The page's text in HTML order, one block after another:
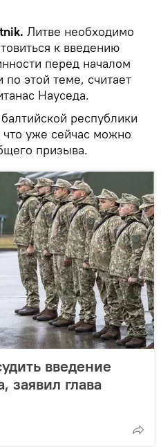
Литве необходимо
к введению
перед началом
этой теме, считает
Науседа.
республики
что уже сейчас можно
призыва.
введение
заявил глава